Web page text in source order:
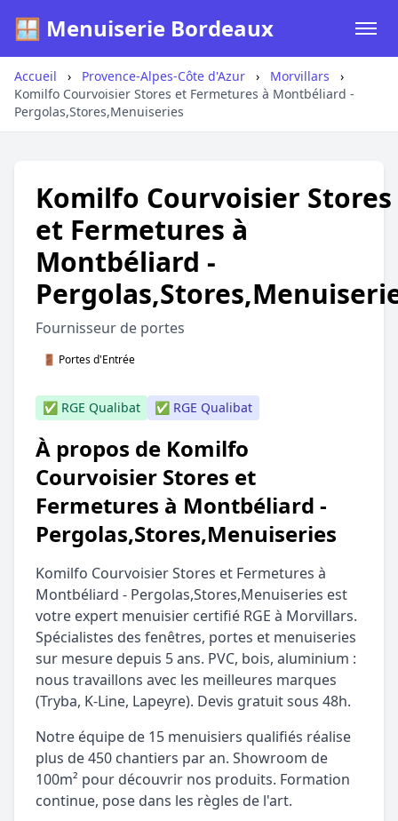
🪟 Menuiserie Bordeaux
Accueil › Provence-Alpes-Côte d'Azur › Morvillars
›
Komilfo Courvoisier Stores et Fermetures à Montbéliard -
Pergolas,Stores,Menuiseries
Komilfo Courvoisier Stores
et Fermetures à
Montbéliard -
Fournisseur de portes
🚪 Portes d'Entrée
✅ RGE Qualibat ✅ RGE Qualibat
À propos de Komilfo
Courvoisier Stores et
Fermetures à Montbéliard -
Pergolas,Stores,Menuiseries
Komilfo Courvoisier Stores et Fermetures à
Montbéliard - Pergolas,Stores,Menuiseries est
votre expert menuisier certifié RGE à Morvillars.
Spécialistes des fenêtres, portes et menuiseries
sur mesure depuis 5 ans. PVC, bois, aluminium :
nous travaillons avec les meilleures marques
(Tryba, K-Line, Lapeyre). Devis gratuit sous 48h.
Notre équipe de 15 menuisiers qualifiés réalise
plus de 450 chantiers par an. Showroom de
100m² pour découvrir nos produits. Formation
continue, pose dans les règles de l'art.